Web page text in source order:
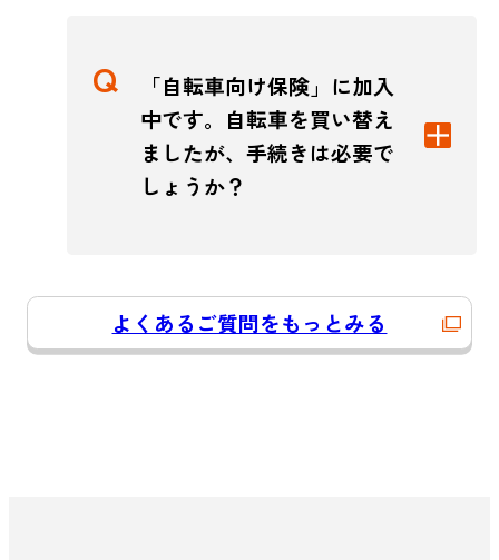
「自転車向け保険」に加入
中です。自転車を買い替え
ましたが、手続きは必要で
しょうか？
よくあるご質問をもっとみる